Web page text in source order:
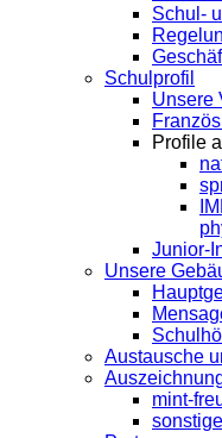
Schul-
Schulprofil
Unsere
Profile
Junior-
Unsere
Austausche
mint-